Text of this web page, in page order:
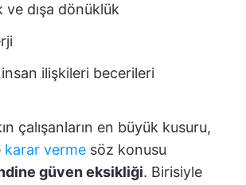
ve dışa dönüklük
ilişkileri becerileri
çalışanların en büyük kusuru,
karar verme söz konusu
güven eksikliği. Birisiyle